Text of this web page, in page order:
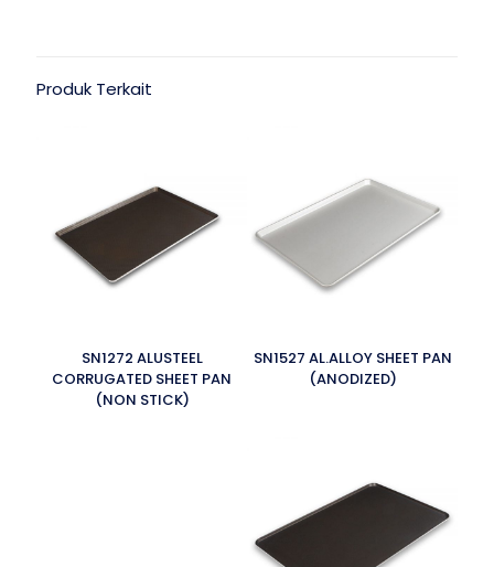
Produk Terkait
SN1272 ALUSTEEL
CORRUGATED SHEET PAN
(NON STICK)
SN1527 AL.ALLOY SHEET PAN
(ANODIZED)